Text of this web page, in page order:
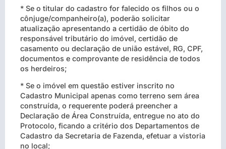
* Se o titular do cadastro for falecido os filhos ou o
cônjuge/companheiro(a), poderão solicitar
atualização apresentando a certidão de óbito do
responsável tributário do imóvel, certidão de
casamento ou declaração de união estável, RG, CPF,
documentos e comprovante de residência de todos
os herdeiros;
* Se o imóvel em questão estiver inscrito no
Cadastro Municipal apenas como terreno sem área
construída, o requerente poderá preencher a
Declaração de Área Construída, entregue no ato do
Protocolo, ficando a critério dos Departamentos de
Cadastro da Secretaria de Fazenda, efetuar a vistoria
no local;